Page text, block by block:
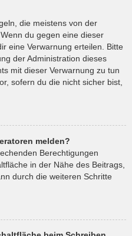
die meistens von der
du gegen eine dieser
eine Verwarnung erteilen. Bitte
der Administration dieses
mit dieser Verwarnung zu tun
sofern du die nicht sicher bist,
melden?
Berechtigungen
in der Nähe des Beitrags,
durch die weiteren Schritte